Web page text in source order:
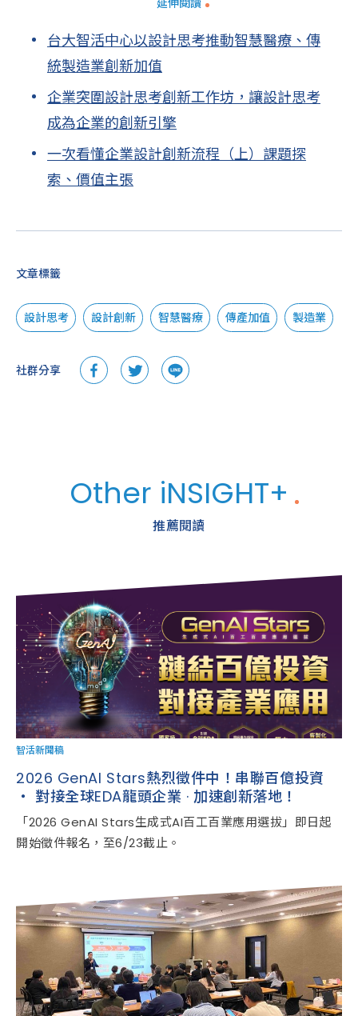
延伸閱讀
台大智活中心以設計思考推動智慧醫療、傳
統製造業創新加值
企業突圍設計思考創新工作坊，讓設計思考
成為企業的創新引擎
一次看懂企業設計創新流程（上）課題探
索、價值主張
文章標籤
設計思考 設計創新 智慧醫療 傳產加值 製造業
社群分享
Other iNSIGHT+
推薦閱讀
智活新聞稿
2026 GenAI Stars熱烈徵件中！串聯百億投資
‧ 對接全球EDA龍頭企業 · 加速創新落地！
「2026 GenAI Stars生成式AI百工百業應用選拔」即日起
開始徵件報名，至6/23截止。